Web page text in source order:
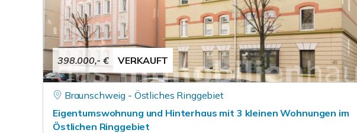
398.000,- € VERKAUFT
Braunschweig - Östliches Ringgebiet
Eigentumswohnung und Hinterhaus mit 3 kleinen Wohnungen im
Östlichen Ringgebiet